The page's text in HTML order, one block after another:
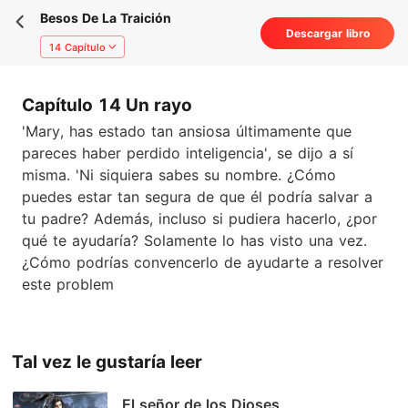
Besos De La Traición
14 Capítulo
Descargar libro
Capítulo 14 Un rayo
'Mary, has estado tan ansiosa últimamente que
pareces haber perdido inteligencia', se dijo a sí
misma. 'Ni siquiera sabes su nombre. ¿Cómo
puedes estar tan segura de que él podría salvar a
tu padre? Además, incluso si pudiera hacerlo, ¿por
qué te ayudaría? Solamente lo has visto una vez.
¿Cómo podrías convencerlo de ayudarte a resolver
este problem
Tal vez le gustaría leer
El señor de los Dioses